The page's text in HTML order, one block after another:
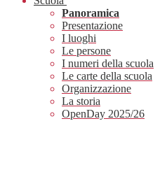
Panoramica
Presentazione
I luoghi
Le persone
I numeri della scuola
Le carte della scuola
Organizzazione
La storia
OpenDay 2025/26